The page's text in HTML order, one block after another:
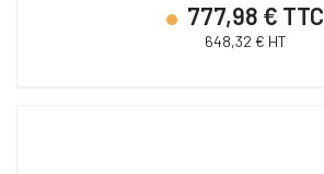
777,98 € TTC
648,32 € HT